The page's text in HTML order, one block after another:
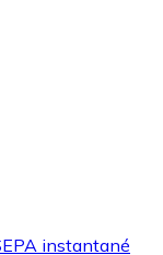
instantané